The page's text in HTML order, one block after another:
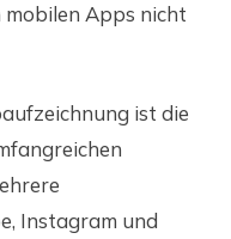
Apps nicht
ist die
Instagram und